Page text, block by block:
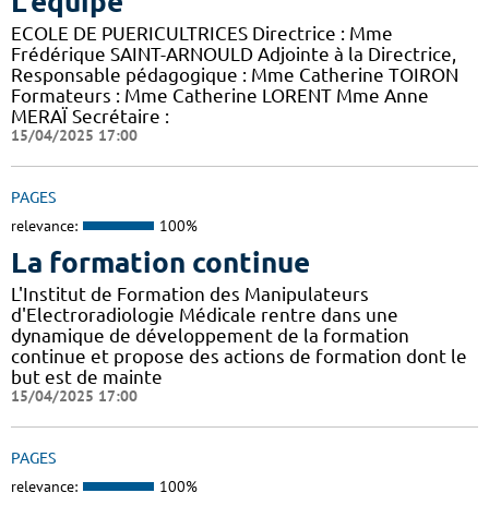
ECOLE DE PUERICULTRICES Directrice : Mme
Frédérique SAINT-ARNOULD Adjointe à la Directrice,
Responsable pédagogique : Mme Catherine TOIRON
Formateurs : Mme Catherine LORENT Mme Anne
MERAÏ Secrétaire :
15/04/2025 17:00
PAGES
relevance: 100%
La formation continue
L'Institut de Formation des Manipulateurs
d'Electroradiologie Médicale rentre dans une
dynamique de développement de la formation
continue et propose des actions de formation dont le
but est de mainte
15/04/2025 17:00
PAGES
relevance: 100%